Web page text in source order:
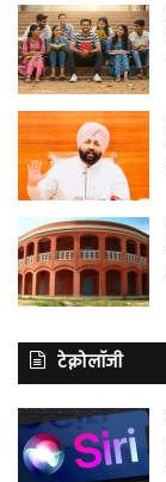
टेक्नोलॉजी